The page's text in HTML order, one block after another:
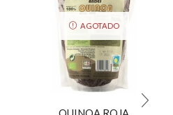
AGOTADO